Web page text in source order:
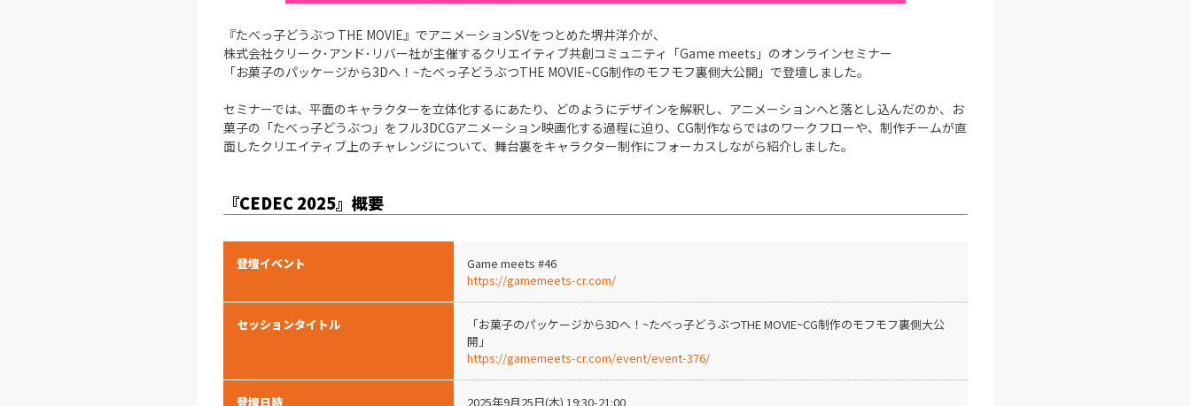
『たべっ子どうぶつ THE MOVIE』でアニメーションSVをつとめた堺井洋介が、
株式会社クリーク･アンド･リバー社が主催するクリエイティブ共創コミュニティ「Game meets」のオンラインセミナー
「お菓子のパッケージから3Dへ！~たべっ子どうぶつTHE MOVIE~CG制作のモフモフ裏側大公開」で登壇しました。
セミナーでは、平面のキャラクターを立体化するにあたり、どのようにデザインを解釈し、アニメーションへと落とし込んだのか、お
菓子の「たべっ子どうぶつ」をフル3DCGアニメーション映画化する過程に迫り、CG制作ならではのワークフローや、制作チームが直
面したクリエイティブ上のチャレンジについて、舞台裏をキャラクター制作にフォーカスしながら紹介しました。
『CEDEC 2025』概要
登壇イベント
Game meets #46
https://gamemeets-cr.com/
セッションタイトル
「お菓子のパッケージから3Dへ！~たべっ子どうぶつTHE MOVIE~CG制作のモフモフ裏側大公
開」
https://gamemeets-cr.com/event/event-376/
登壇日時 2025年9月25日(木) 19:30-21:00